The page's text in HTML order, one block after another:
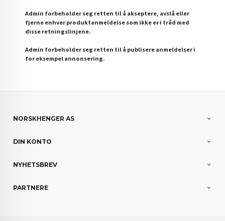
Admin forbeholder seg retten til å akseptere, avslå eller
fjerne enhver produktanmeldelse som ikke er i tråd med
disse retningslinjene.
Admin forbeholder seg retten til å publisere anmeldelser i
for eksempel annonsering.
NORSKHENGER AS
DIN KONTO
NYHETSBREV
PARTNERE